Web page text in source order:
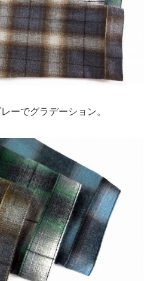
ーでグラデーション。